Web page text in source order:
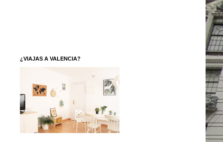
¿VIAJAS A VALENCIA?